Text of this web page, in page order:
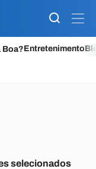
Boa?Entretenimento
selecionados